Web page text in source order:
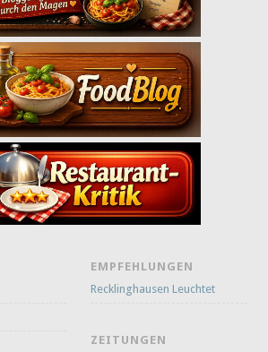
EMPFEHLUNGEN
Recklinghausen Leuchtet
ZEITUNGEN